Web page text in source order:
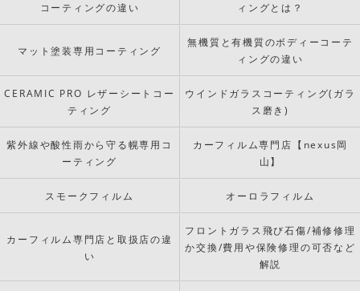
コーティングの違い
ィングとは？
マット塗装専用コーティング
無機質と有機質のボディーコーテ
ィングの違い
CERAMIC PRO レザーシートコー
ティング
ウインドガラスコーティング(ガラ
ス磨き)
紫外線や酸性雨から守る幌専用コ
ーティング
カーフィルム専門店【nexus岡
山】
スモークフィルム オーロラフィルム
カーフィルム専門店と取扱店の違
い
フロントガラス飛び石傷/補修修理
か交換/費用や保険修理の可否など
解説